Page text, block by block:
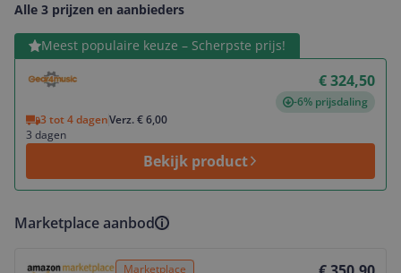
Alle 3 prijzen en aanbieders
Meest populaire keuze – Scherpste prijs!
€ 324,50
-6% prijsdaling
3 tot 4 dagenVerz. € 6,00
3 dagen
Bekijk product
Bekijk product
Marketplace aanbod
Marketplace